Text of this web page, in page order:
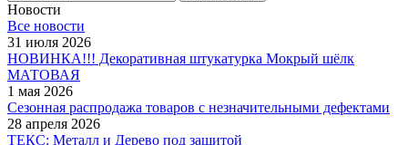
Новости
Все новости
31 июля 2026
НОВИНКА!!! Декоративная штукатурка Мокрый шёлк
МАТОВАЯ
1 мая 2026
Сезонная распродажа товаров с незначительными дефектами
28 апреля 2026
ТЕКС: Металл и Дерево под защитой